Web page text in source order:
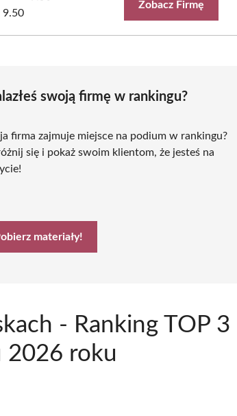
9.50
Zobacz Firmę
swoją firmę w rankingu?
firma zajmuje miejsce na podium w rankingu?
się i pokaż swoim klientom, że jesteś na
materiały!
- Ranking TOP 3
2026 roku